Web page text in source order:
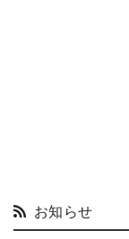
お知らせ